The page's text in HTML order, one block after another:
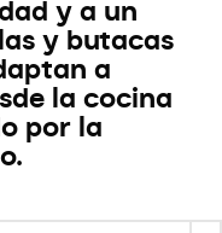
y a un
y butacas
a
la cocina
por la